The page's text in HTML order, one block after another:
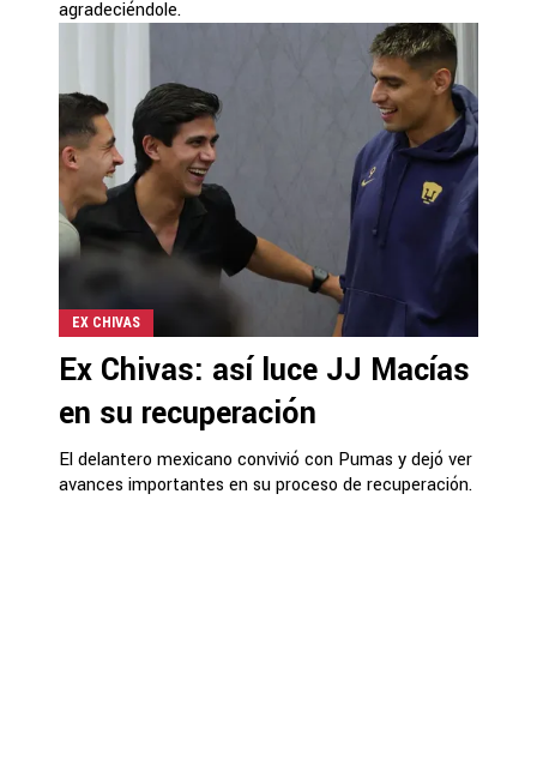
agradeciéndole.
EX CHIVAS
Ex Chivas: así luce JJ Macías
en su recuperación
El delantero mexicano convivió con Pumas y dejó ver
avances importantes en su proceso de recuperación.